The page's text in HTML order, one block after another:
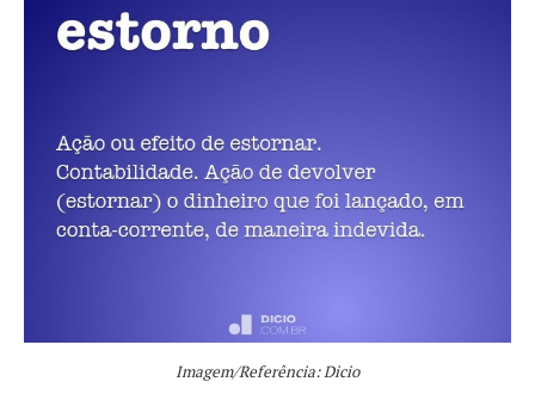
Imagem/Referência: Dicio